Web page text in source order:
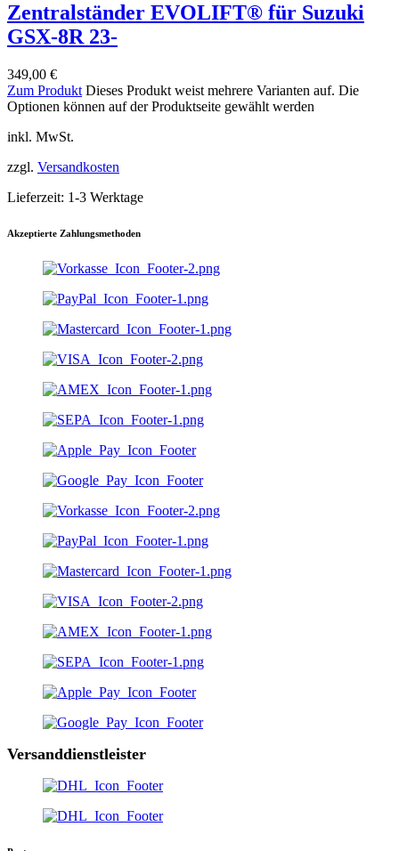
Zentralständer EVOLIFT® für Suzuki
GSX-8R 23-
349,00 €
Zum Produkt Dieses Produkt weist mehrere Varianten auf. Die
Optionen können auf der Produktseite gewählt werden
inkl. MwSt.
zzgl. Versandkosten
Lieferzeit: 1-3 Werktage
Akzeptierte Zahlungsmethoden
Versanddienstleister